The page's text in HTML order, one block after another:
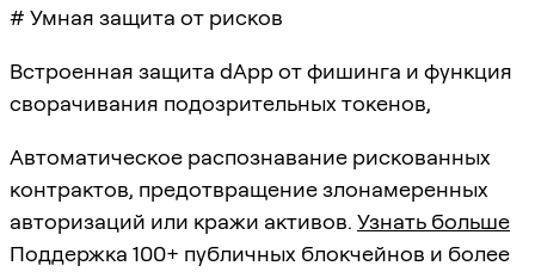
# Умная защита от рисков
Встроенная защита dApp от фишинга и функция
сворачивания подозрительных токенов,
Автоматическое распознавание рискованных
контрактов, предотвращение злонамеренных
авторизаций или кражи активов. Узнать больше
Поддержка 100+ публичных блокчейнов и более